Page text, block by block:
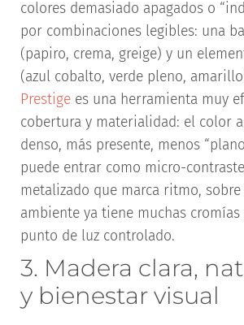
colores demasiado apagados o
por combinaciones legibles: una
(papiro, crema, greige) y un
(azul cobalto, verde pleno,
Prestige es una herramienta muy
cobertura y materialidad: el color
denso, más presente, menos
puede entrar como micro-
metalizado que marca ritmo,
ambiente ya tiene muchas
punto de luz controlado.
3. Madera clara,
y bienestar visual